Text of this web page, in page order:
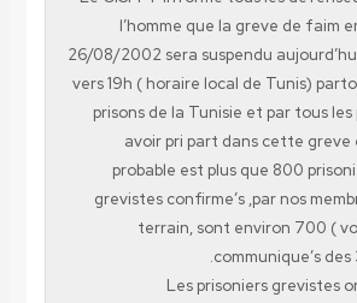
l’homme que la greve de faim
26/08/2002 sera suspendu
vers 19h ( horaire local de Tunis)
prisons de la Tunisie et par tous
avoir pri part dans cette greve
probable est plus que 800
grevistes confirme’s ,par nos
terrain, sont environ 700 (
communique’s
Les prisoniers grevistes